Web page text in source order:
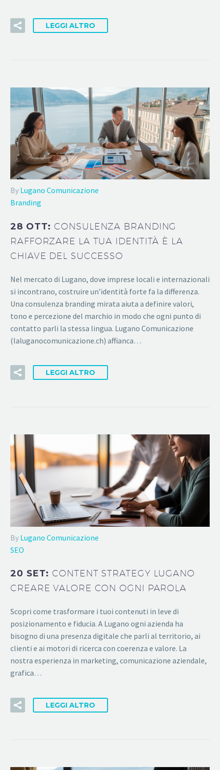
LEGGI ALTRO
By Lugano Comunicazione
Branding
28 OTT:CONSULENZA BRANDING
RAFFORZARE LA TUA IDENTITÀ È LA
CHIAVE DEL SUCCESSO
Nel mercato di Lugano, dove imprese locali e internazionali
si incontrano, costruire un’identità forte fa la differenza.
Una consulenza branding mirata aiuta a definire valori,
tono e percezione del marchio in modo che ogni punto di
contatto parli la stessa lingua. Lugano Comunicazione
(laluganocomunicazione.ch) affianca…
LEGGI ALTRO
By Lugano Comunicazione
SEO
20 SET:CONTENT STRATEGY LUGANO
CREARE VALORE CON OGNI PAROLA
Scopri come trasformare i tuoi contenuti in leve di
posizionamento e fiducia. A Lugano ogni azienda ha
bisogno di una presenza digitale che parli al territorio, ai
clienti e ai motori di ricerca con coerenza e valore. La
nostra esperienza in marketing, comunicazione aziendale,
grafica…
LEGGI ALTRO